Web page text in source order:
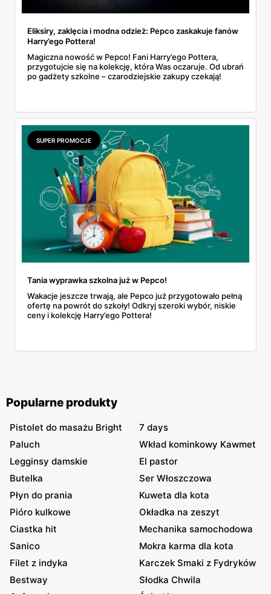
Eliksiry, zaklęcia i modna odzież: Pepco zaskakuje fanów
Harry’ego Pottera!
Magiczna nowość w Pepco! Fani Harry’ego Pottera,
przygotujcie się na kolekcję, która Was oczaruje. Od ubrań
po gadżety szkolne – czarodziejskie zakupy czekają!
SUPER PROMOCJE
Tania wyprawka szkolna już w Pepco!
Wakacje jeszcze trwają, ale Pepco już przygotowało pełną
ofertę na powrót do szkoły! Odkryj szeroki wybór, niskie
ceny i kolekcję Harry’ego Pottera!
Popularne produkty
Pistolet do masażu Bright
7 days
Paluch
Wkład kominkowy Kawmet
Legginsy damskie
El pastor
Butelka
Ser Włoszczowa
Płyn do prania
Kuweta dla kota
Pióro kulkowe
Okładka na zeszyt
Ciastka hit
Mechanika samochodowa
Sanico
Mokra karma dla kota
Filet z indyka
Karczek Smaki z Fydryków
Bestway
Słodka Chwila